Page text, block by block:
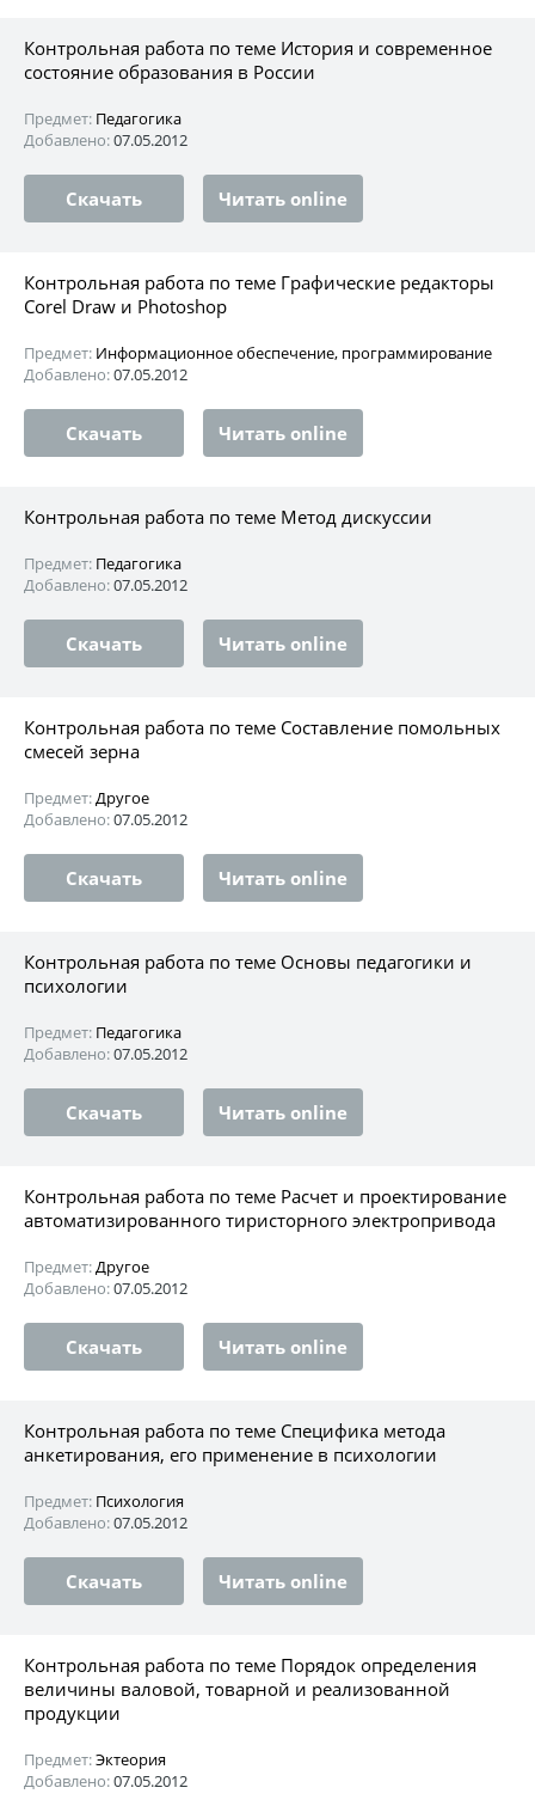
Контрольная работа по теме История и современное
состояние образования в России
Предмет: Педагогика
Добавлено:07.05.2012
Скачать Читать online
Контрольная работа по теме Графические редакторы
Corel Draw и Photoshop
Предмет: Информационное обеспечение, программирование
Добавлено:07.05.2012
Скачать Читать online
Контрольная работа по теме Метод дискуссии
Предмет: Педагогика
Добавлено:07.05.2012
Скачать Читать online
Контрольная работа по теме Составление помольных
смесей зерна
Предмет:Другое
Добавлено:07.05.2012
Скачать Читать online
Контрольная работа по теме Основы педагогики и
психологии
Предмет: Педагогика
Добавлено:07.05.2012
Скачать Читать online
Контрольная работа по теме Расчет и проектирование
автоматизированного тиристорного электропривода
Предмет:Другое
Добавлено:07.05.2012
Скачать Читать online
Контрольная работа по теме Специфика метода
анкетирования, его применение в психологии
Предмет: Психология
Добавлено:07.05.2012
Скачать Читать online
Контрольная работа по теме Порядок определения
величины валовой, товарной и реализованной
продукции
Предмет:Эктеория
Добавлено:07.05.2012